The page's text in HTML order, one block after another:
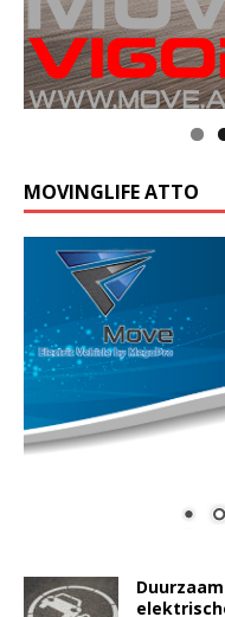
MOVINGLIFE ATTO